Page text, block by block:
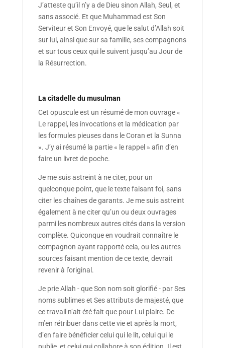
J’atteste qu’il n’y a de Dieu sinon Allah, Seul, et
sans associé. Et que Muhammad est Son
Serviteur et Son Envoyé, que le salut d’Allah soit
sur lui, ainsi que sur sa famille, ses compagnons
et sur tous ceux qui le suivent jusqu’au Jour de
la Résurrection.
La citadelle du musulman
Cet opuscule est un résumé de mon ouvrage «
Le rappel, les invocations et la médication par
les formules pieuses dans le Coran et la Sunna
». J’y ai résumé la partie « le rappel » afin d’en
faire un livret de poche.
Je me suis astreint à ne citer, pour un
quelconque point, que le texte faisant foi, sans
citer les chaînes de garants. Je me suis astreint
également à ne citer qu’un ou deux ouvrages
parmi les nombreux autres cités dans la version
complète. Quiconque en voudrait connaître le
compagnon ayant rapporté cela, ou les autres
sources faisant mention de ce texte, devrait
revenir à l’original.
Je prie Allah - que Son nom soit glorifié - par Ses
noms sublimes et Ses attributs de majesté, que
ce travail n’ait été fait que pour Lui plaire. De
m’en rétribuer dans cette vie et après la mort,
d’en faire bénéficier celui qui le lit, celui qui le
publie, et celui qui collabore à son édition. Il est